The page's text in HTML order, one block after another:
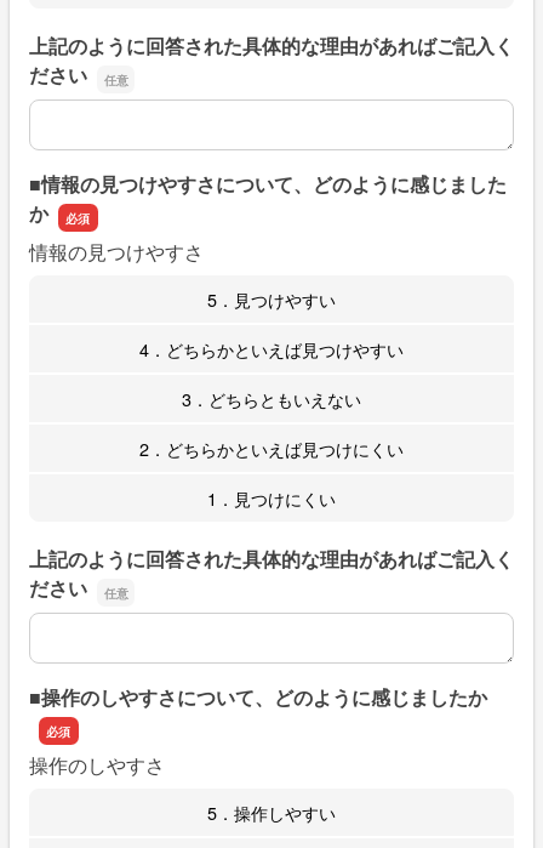
上記のように回答された具体的な理由があればご記入く
ださい
上記のように回答された具体的な理由があればご記入くだ
■情報の見つけやすさについて、どのように感じました
か
情報の見つけやすさ
5．見つけやすい
4．どちらかといえば見つけやすい
3．どちらともいえない
2．どちらかといえば見つけにくい
1．見つけにくい
上記のように回答された具体的な理由があればご記入く
ださい
上記のように回答された具体的な理由があればご記入くだ
■操作のしやすさについて、どのように感じましたか
操作のしやすさ
5．操作しやすい